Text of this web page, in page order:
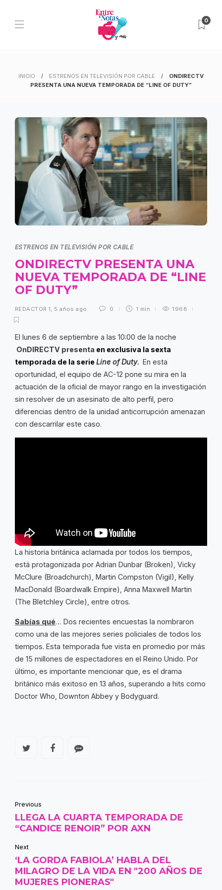
0
INICIO ESTRENOS EN TELEVISIÓN POR CABLE
ONDIRECTV
PRESENTA UNA NUEVA TEMPORADA DE “LINE OF DUTY”
ESTRENOS EN TELEVISIÓN POR CABLE
ONDIRECTV PRESENTA UNA
NUEVA TEMPORADA DE “LINE
OF DUTY”
REDACTOR 1, 5 años ago 0 1 min 1968
El lunes 6 de septiembre a las 10:00 de la noche
OnDIRECTV presenta en exclusiva la sexta
temporada de la serieLine of Duty. En esta
oportunidad, el equipo de AC-12 pone su mira en la
actuación de la oficial de mayor rango en la investigación
sin resolver de un asesinato de alto perfil, pero
diferencias dentro de la unidad anticorrupción amenazan
con descarrilar este caso.
La historia británica aclamada por todos los tiempos,
está protagonizada por Adrian Dunbar (Broken), Vicky
McClure (Broadchurch), Martin Compston (Vigil), Kelly
MacDonald (Boardwalk Empire), Anna Maxwell Martin
(The Bletchley Circle), entre otros.
Sabías qué… Dos recientes encuestas la nombraron
como una de las mejores series policiales de todos los
tiempos. Esta temporada fue vista en promedio por más
de 15 millones de espectadores en el Reino Unido. Por
último, es importante mencionar que, es el drama
británico más exitoso en 13 años, superando a hits como
Doctor Who, Downton Abbey y Bodyguard.
Previous
LLEGA LA CUARTA TEMPORADA DE
“CANDICE RENOIR” POR AXN
Next
‘LA GORDA FABIOLA’ HABLA DEL
MILAGRO DE LA VIDA EN "200 AÑOS DE
MUJERES PIONERAS"